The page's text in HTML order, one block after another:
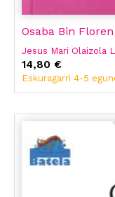
Osaba Bin Floren
Jesus Mari Olaizola
14,80 €
Eskuragarri 4-5